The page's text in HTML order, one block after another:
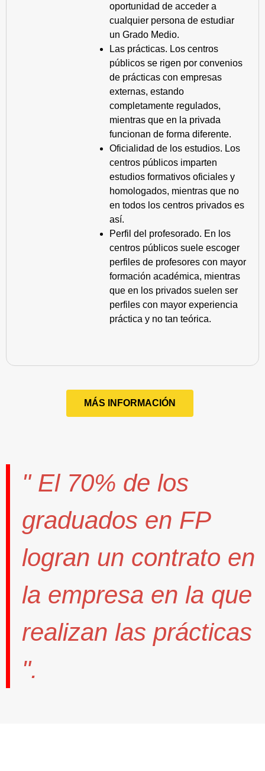
oportunidad de acceder a
cualquier persona de estudiar
un Grado Medio.
Las prácticas. Los centros
públicos se rigen por convenios
de prácticas con empresas
externas, estando
completamente regulados,
mientras que en la privada
funcionan de forma diferente.
Oficialidad de los estudios. Los
centros públicos imparten
estudios formativos oficiales y
homologados, mientras que no
en todos los centros privados es
así.
Perfil del profesorado. En los
centros públicos suele escoger
perfiles de profesores con mayor
formación académica, mientras
que en los privados suelen ser
perfiles con mayor experiencia
práctica y no tan teórica.
MÁS INFORMACIÓN
" El 70% de los
graduados en FP
logran un contrato en
la empresa en la que
realizan las prácticas
".